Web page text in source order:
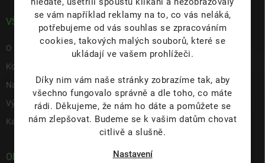
se vám například reklamy na to, co vás neláká,
potřebujeme od vás souhlas se zpracováním
cookies, takových malých souborů, které se
ukládají ve vašem prohlížeči.
Díky nim vám naše stránky zobrazíme tak, aby
všechno fungovalo správně a dle toho, co máte
rádi. Děkujeme, že nám ho dáte a pomůžete se
nám zlepšovat. Budeme se k vašim datům chovat
citlivě a slušně.
Nastavení
VŠE O NÁS
O nás
Kontakty
Napište nám
Výdejní místo s prodejnou Hulín
Kariéra
ODEBÍRAT NEWSLETTER